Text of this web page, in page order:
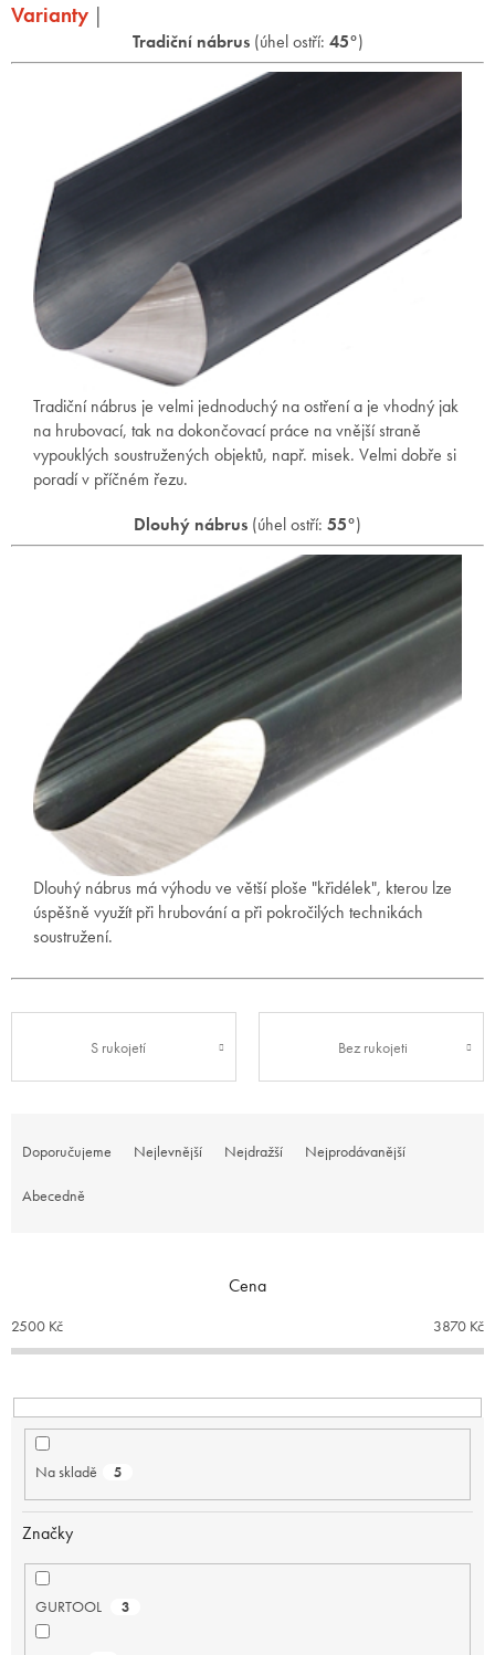
Varianty |
Tradiční nábrus (úhel ostří: 45°)
Tradiční nábrus je velmi jednoduchý na ostření a je vhodný jak
na hrubovací, tak na dokončovací práce na vnější straně
vypouklých soustružených objektů, např. misek. Velmi dobře si
poradí v příčném řezu.
Dlouhý nábrus (úhel ostří: 55°)
Dlouhý nábrus má výhodu ve větší ploše "křidélek", kterou lze
úspěšně využít při hrubování a při pokročilých technikách
soustružení.
S rukojetí Bez rukojeti
o
d
k
t
Doporučujeme Nejlevnější Nejdražší Nejprodávanější
Abecedně
Cena
2500 Kč 3870 Kč
Na skladě 5
Značky
GURTOOL 3